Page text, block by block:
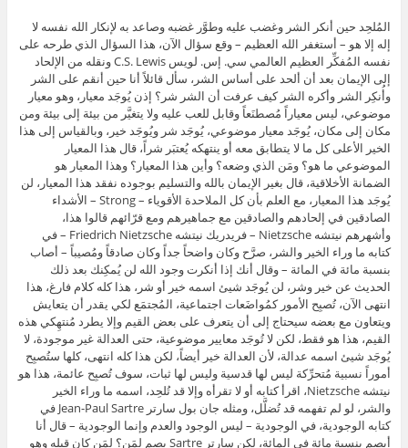
المُلحِد حين أنكر الشر وغضب عليه وطوَّر غضبه وصاعد به لإنكار الله نفسه لا
إله إلا هو – أستغفر الله العظيم – وقع سؤال الآن، هذا السؤال الذي طرحه على
نفسه المُفكِّر العظيم العالمي سي. إس. لويس C.S. Lewis ونقله من الإلحاد
إلى الإيمان بعد أن ألحد على أساس الشر، سأل قائلاً أنا حين أنقم على الشر
وأُنكِر الشر وأكره الشر كيف عرفت أن الشر شر؟ إذن يُوجَد معيار، وهو معيار
موضوعي، ليس معياراً مُصطنَعاً وقابل للعب عليه ولا يتغيَّر من بيئة إلى بيئة ومن
مكان إلى مكان، يُوجَد معيار موضوعي، يُوجَد شر ويُوجَد خير، وبالقياس إلى هذا
الخير الأعلى كل ما لا يتطابق معه أو ينتهكه يُعتبَر شراً، قال هذا المعيار
الموضوعي ما هو؟ ومَن الذي وضعه؟ وأين هذا المعيار؟ وهذا المعيار هو
الضمانة الأخلاقية، قال بغير الإيمان بالله والتسليم بوجوده نفقد هذا المعيار، لن
يُوجَد هذا المعيار، مع العلم بأن كل الملاحدة الأقوياء – Strong – الأشداء
الصادقين في إلحادهم والصادقين مع جماهيرهم ومع قرّائهم قالوا هذا،
وأشهرهم نيتشه Nietzsche – فريدريك نيتشه Friedrich Nietzsche – في
كتابه ما وراء الخير والشر، صرَّح وكان واضحاً جداً وكان صادقاً ومُصيباً – أصاب
بنسبة مائة في المائة – وقال أنك إذا أنكرت وجود الله لن يُمكِنك بعد ذلك
الحديث عن خير وشر، لن يُوجَد شيئ اسمه خير أو شر، هذا كله كلام فارغ، هذا
انتهى الآن، تُصبِح الأمور كمُواضَعات اجتماعية، المُجتمَع لكي يقدر أن يتعايش
ويتعاون مع بعضه سيحتاج إلى أن يتعرف على بعض القيم وإلا يطرد مُنتهِكي هذه
القيم، هذا هو فقط، لكن لا تُوجَد معايير موضوعية، حتى العدالة غير موجودة، لا
يُوجَد شيئ اسمه عدالة، لأن العدالة خير أيضاً، لكن هذا كله انتهى، كلها ستُصبِح
أموراً نسبية مُتحرِّكة ليس لها قدسية وليس لها ثبات، سوف تُصبِح عائمة، هذا هو
نيتشه Nietzsche، اقرأ كتابه أو لا تقرأه وإلا قد تُلحِد، اسمه ما وراء الخير
والشر، لو لم تفهمه قد تُضلَّل، ومثله جان بول سارتر Jean-Paul Sartre في
كتابه الوجودية، في الوجودية – ليس الوجود والعدم وإنما الوجودية – قال أنا
أبصم بنسبة مائة في المائة، لكن سارتر Sartre بصم لمَن؟ لمَن كان قبله وهو